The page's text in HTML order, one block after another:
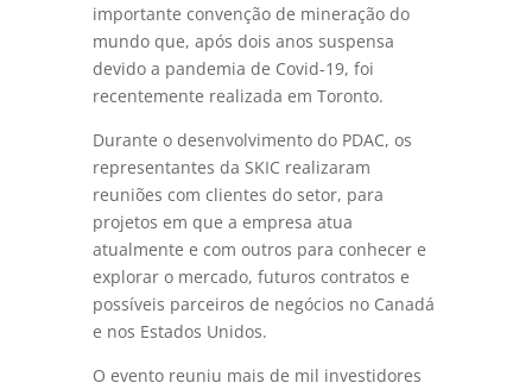
importante convenção de mineração do
mundo que, após dois anos suspensa
devido a pandemia de Covid-19, foi
recentemente realizada em Toronto.
Durante o desenvolvimento do PDAC, os
representantes da SKIC realizaram
reuniões com clientes do setor, para
projetos em que a empresa atua
atualmente e com outros para conhecer e
explorar o mercado, futuros contratos e
possíveis parceiros de negócios no Canadá
e nos Estados Unidos.
O evento reuniu mais de mil investidores